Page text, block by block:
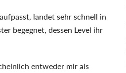
landet sehr schnell in
begegnet, dessen Level ihr
entweder mir als